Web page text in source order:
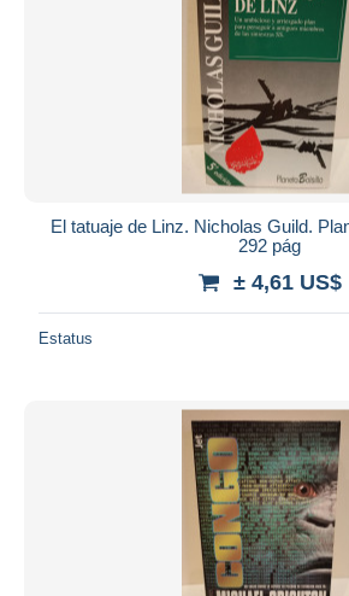
El tatuaje de Linz. Nicholas Guild.
292 pág
± 4,61 US$
Estatus